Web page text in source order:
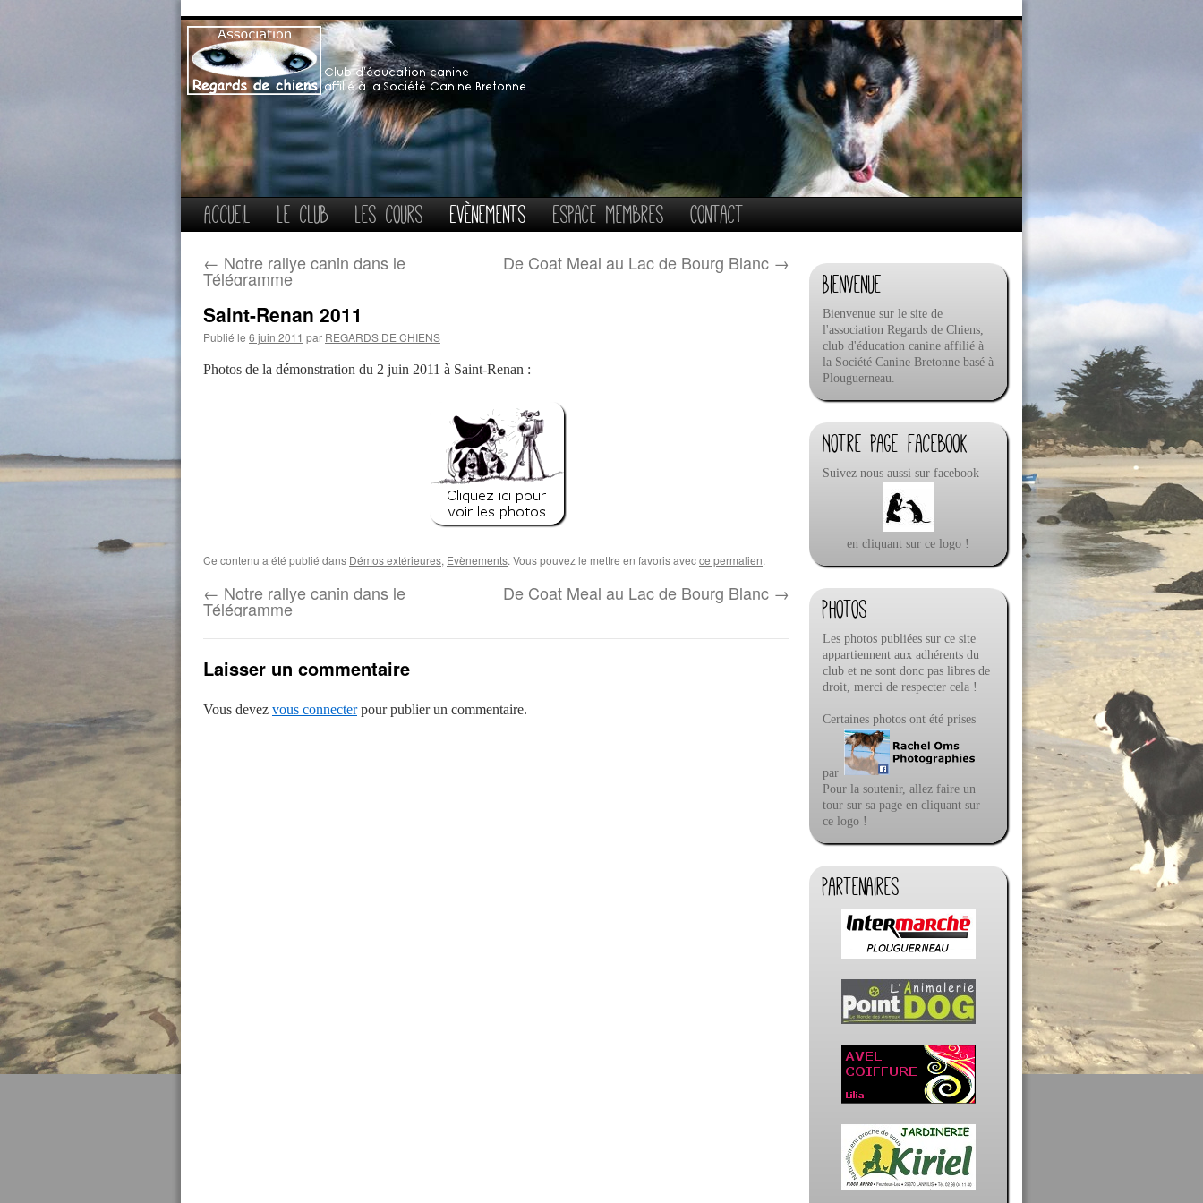
Aller
contenu
Accueil Le club Les cours Evènements Espace membres Contact
← Notre rallye canin dans le
Télégramme
De Coat Meal au Lac de Bourg Blanc →
Saint-Renan 2011
Publié le 6 juin 2011 par REGARDS DE CHIENS
Photos de la démonstration du 2 juin 2011 à Saint-Renan :
Ce contenu a été publié dans Démos extérieures, Evènements. Vous pouvez le mettre en favoris avecce permalien.
← Notre rallye canin dans le
Télégramme
De Coat Meal au Lac de Bourg Blanc →
Laisser un commentaire
Vous devez vous connecterpour publier un commentaire.
Bienvenue
Bienvenue sur le site de
l'association Regards de Chiens,
club d'éducation canine affilié à
la Société Canine Bretonne basé à
Plouguerneau.
Notre page facebook
Suivez nous aussi sur facebook
en cliquant sur ce logo !
Photos
Les photos publiées sur ce site
appartiennent aux adhérents du
club et ne sont donc pas libres de
droit, merci de respecter cela !
Certaines photos ont été prises
par
Pour la soutenir, allez faire un
tour sur sa page en cliquant sur
ce logo !
Partenaires